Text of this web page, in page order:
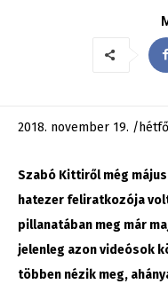
2018. november 19. /
Szabó Kittiről még
hatezer feliratkozója
pillanatában meg már
jelenleg azon videósok
többen nézik meg,